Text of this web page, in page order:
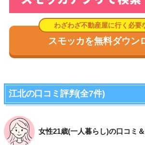
スモッカを無料ダウン
江北の口コミ評判(全7件)
女性21歳(一人暮らし)の口コミ